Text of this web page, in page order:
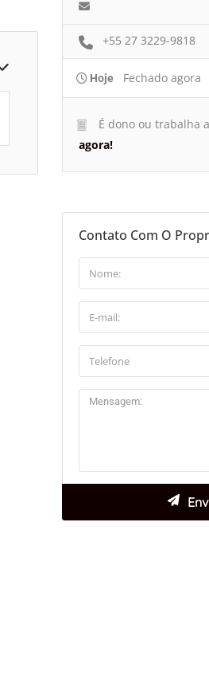
+55 27 3229-9818
Hoje Fechado agora
É dono ou trabalha
agora!
Contato Com O